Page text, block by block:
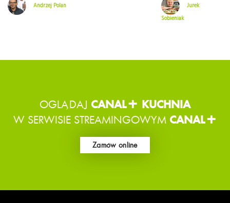
Andrzej Polan
Jurek
Sobieniak
OGLĄDAJ CANAL+ KUCHNIA
W SERWISIE STREAMINGOWYM CANAL+
Zamów online